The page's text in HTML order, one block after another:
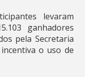
levaram
ganhadores
pela Secretaria
o uso de